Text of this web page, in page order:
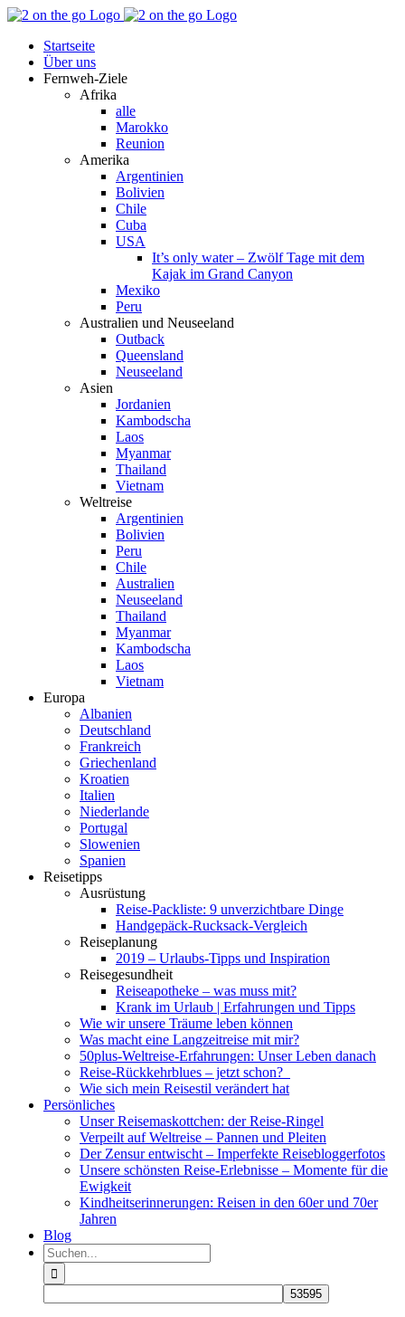
Zum
springen
Facebook
YouTube
Instagram
Pinterest
Rss
Startseite
Über uns
Fernweh-Ziele
Afrika
alle
Marokko
Reunion
Amerika
Argentinien
Bolivien
Chile
Cuba
USA
It’s only water – Zwölf Tage mit dem
Kajak im Grand Canyon
Mexiko
Peru
Australien und Neuseeland
Outback
Queensland
Neuseeland
Asien
Jordanien
Kambodscha
Laos
Myanmar
Thailand
Vietnam
Weltreise
Argentinien
Bolivien
Peru
Chile
Australien
Neuseeland
Thailand
Myanmar
Kambodscha
Laos
Vietnam
Europa
Albanien
Deutschland
Frankreich
Griechenland
Kroatien
Italien
Niederlande
Portugal
Slowenien
Spanien
Reisetipps
Ausrüstung
Reise-Packliste: 9 unverzichtbare Dinge
Handgepäck-Rucksack-Vergleich
Reiseplanung
2019 – Urlaubs-Tipps und Inspiration
Reisegesundheit
Reiseapotheke – was muss mit?
Krank im Urlaub | Erfahrungen und Tipps
Wie wir unsere Träume leben können
Was macht eine Langzeitreise mit mir?
50plus-Weltreise-Erfahrungen: Unser Leben danach
Reise-Rückkehrblues – jetzt schon?
Wie sich mein Reisestil verändert hat
Persönliches
Unser Reisemaskottchen: der Reise-Ringel
Verpeilt auf Weltreise – Pannen und Pleiten
Der Zensur entwischt – Imperfekte Reisebloggerfotos
Unsere schönsten Reise-Erlebnisse – Momente für die
Ewigkeit
Kindheitserinnerungen: Reisen in den 60er und 70er
Jahren
Blog
Suche
nach: